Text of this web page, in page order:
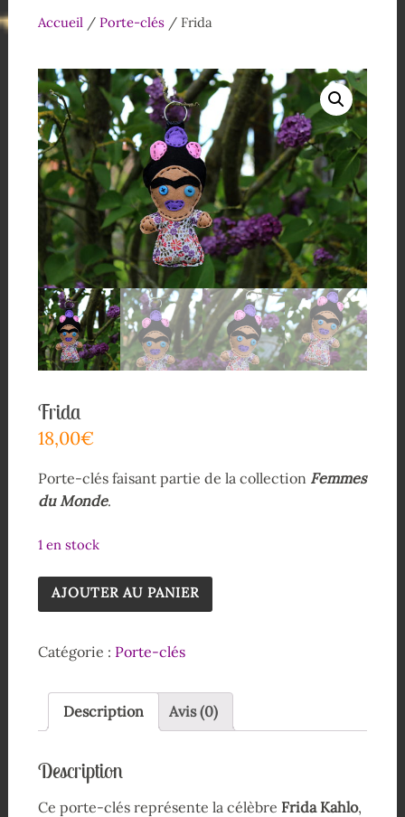
Accueil/ Porte-clés/ Frida
Frida
18,00€
Porte-clés faisant partie de la collection Femmes
du Monde.
1 en stock
AJOUTER AU PANIER
Catégorie : Porte-clés
Description Avis (0)
Description
Ce porte-clés représente la célèbre Frida Kahlo,